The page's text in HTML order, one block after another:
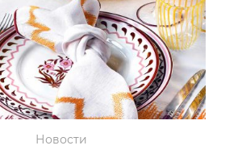
Новости